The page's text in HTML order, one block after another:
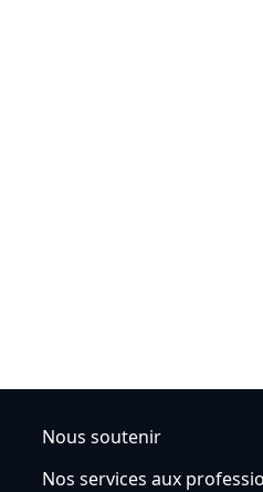
Nous soutenir
Nos services aux